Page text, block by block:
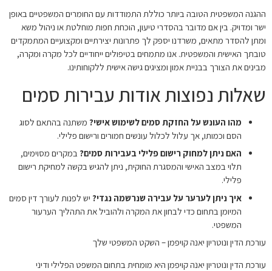
ההגנה המשפטית הטובה ביותר כוללת התמודדות עם החומרים המשפטיים באופן
ישר ומדויק. בין אם מדובר בהסדרי טיעון, הוכחת חפות מוחלטת או ניהול משא
ומתן להסדר מתאים, משרדנו יספק לך פתרונות יצירתיים ומקצועיים המתמקדים
טובתך האישית והמשפטית. אנו מתמחים בטיפולים ייחודיים לכל מקרה ומקרה,
מבינים את הצורך בבניית אמון ומציגים גישה אישית ללקוחותינו.
שאלות נפוצות אודות עבירות סמים
מהו העונש על החזקת סמים לשימוש אישי? משתנה בהתאם לסוג
הסם וכמותו, אך עלול לכלול עונשים חמורים ורישום פלילי.
האם ניתן למחוק רישום פלילי בעבירות סמים? במקרים מסוימים,
תלוי במצב האישי והמסגרת החוקית, ניתן להגיש בקשה למחיקת רישום
פלילי.
איך ניתן לערער על עבירה שנרשמה נגדי? יש לפנות לעורך דין סמים
המיומן בתחום כדי לבחון את המקרה ולהוביל את התהליך הערעור
המשפטי.
עורכת הדין ונוטריון יאנה קויפמן – השקט המשפטי שלך
עורכת הדין ונוטריון יאנה קויפמן היא מומחית בתחום המשפט הפלילי ודיני